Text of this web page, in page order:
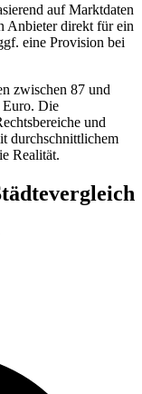
auf Marktdaten
Anbieter direkt für ein
eine Provision bei
zwischen 87 und
Euro. Die
und
durchschnittlichem
Realität.
ädtevergleich